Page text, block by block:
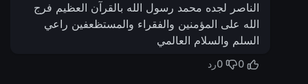
الناصر لجده محمد رسول الله بالقرآن العظيم فرج
الله على المؤمنين والفقراء والمستظعفين راعي
السلم والسلام العالمي
0
0رد